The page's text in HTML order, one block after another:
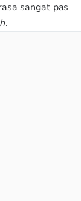
sangat pas
.